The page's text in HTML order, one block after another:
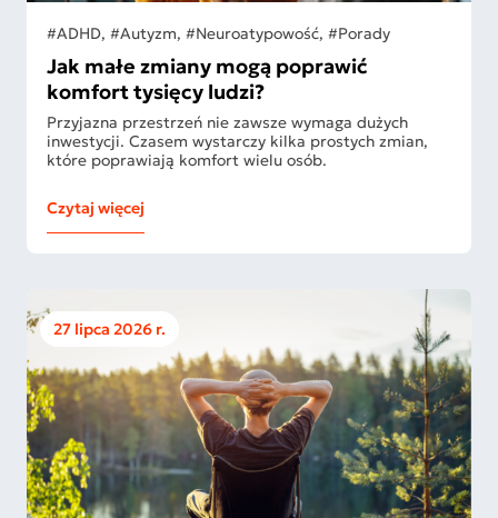
#ADHD, #Autyzm, #Neuroatypowość, #Porady
Jak małe zmiany mogą poprawić
komfort tysięcy ludzi?
Przyjazna przestrzeń nie zawsze wymaga dużych
inwestycji. Czasem wystarczy kilka prostych zmian,
które poprawiają komfort wielu osób.
Czytaj więcej
27 lipca 2026 r.